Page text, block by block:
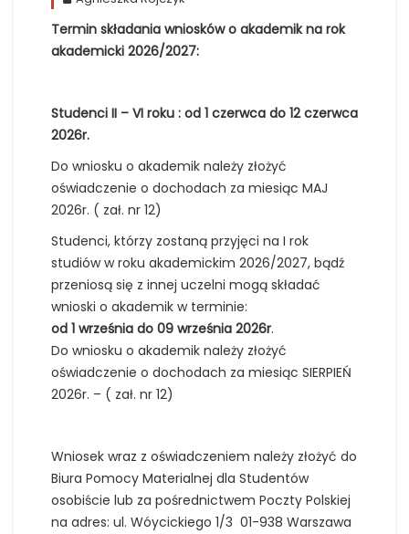
Termin składania wniosków o akademik na rok
akademicki 2026/2027:
Studenci II – VI roku : od 1 czerwca do 12 czerwca
2026r.
Do wniosku o akademik należy złożyć
oświadczenie o dochodach za miesiąc MAJ
2026r. ( zał. nr 12)
Studenci, którzy zostaną przyjęci na I rok
studiów w roku akademickim 2026/2027, bądź
przeniosą się z innej uczelni mogą składać
wnioski o akademik w terminie:
od 1 września do 09 września 2026r.
Do wniosku o akademik należy złożyć
oświadczenie o dochodach za miesiąc SIERPIEŃ
2026r. – ( zał. nr 12)
Wniosek wraz z oświadczeniem należy złożyć do
Biura Pomocy Materialnej dla Studentów
osobiście lub za pośrednictwem Poczty Polskiej
na adres: ul. Wóycickiego 1/3 01-938 Warszawa